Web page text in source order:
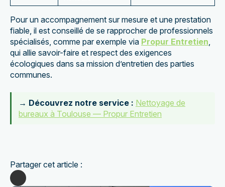
Pour un accompagnement sur mesure et une prestation
fiable, il est conseillé de se rapprocher de professionnels
spécialisés, comme par exemple via Propur Entretien
qui allie savoir-faire et respect des exigences
écologiques dans sa mission d’entretien des parties
communes.
→ Découvrez notre service : Nettoyage de
bureaux à Toulouse — Propur Entretien
Partager cet article :